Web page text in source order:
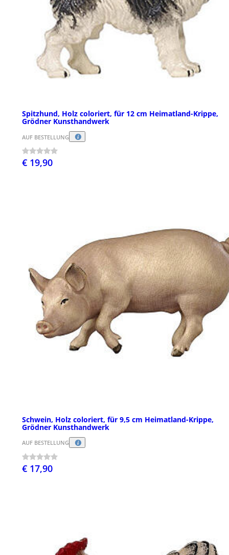
Spitzhund, Holz coloriert, für 12 cm Heimatland-Krippe,
Grödner Kunsthandwerk
AUF BESTELLUNG
€ 19,90
Schwein, Holz coloriert, für 9,5 cm Heimatland-Krippe,
Grödner Kunsthandwerk
AUF BESTELLUNG
€ 17,90